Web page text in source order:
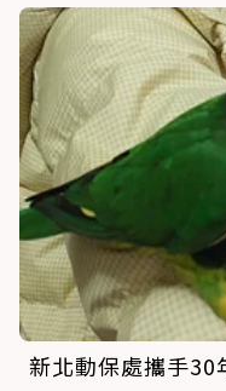
新北動保處攜手30